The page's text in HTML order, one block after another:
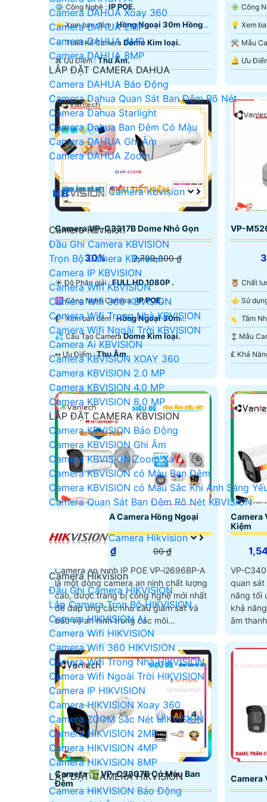
Camera DAHUA Xoay 360
Camera DAHUA 2MP
Camera DAHUA 4MP
Camera DAHUA 8MP
LẮP ĐẶT CAMERA DAHUA
Camera DAHUA Báo Động
Camera Dahua Quan Sát Ban Đêm Rõ Nét
Camera Dahua Starlight
Camera Dahua Ban Đêm Có Màu
Camera DAHUA Ghi Âm
Camera DAHUA Zoom
Camera Kbvision
Camera Kbvision
Đầu Ghi Camera KBVISION
Trọn Bộ Camera KBvision
Camera IP KBVISION
Camera Wifi KBVISION
Camera Wifi 360 KBVISION
Camera Wifi Trong Nhà KBVISION
Camera Wifi Ngoài Trời KBVISION
Camera Ai KBVISION
Camera KBVISION XOAY 360
Camera KBVISION 2.0 MP
Camera KBVISION 4.0 MP
Camera KBVISION 8.0 MP
LẮP ĐẶT CAMERA KBVISION
Camera KBVISION Báo Động
Camera KBVISION Ghi Âm
Camera KBVISION Zoom Xa
Camera KBVISION có Màu Ban Đêm
Camera KBVISION có Màu Sắc Khi Ánh Sáng
Camera Quan Sát Ban Đêm Rõ Nét KBVISION
Camera Hikvision
Camera Hikvision
Đầu Ghi Camera HIKVISION
Lắp Camera Trọn Bộ HIKVISION
Camera HIKVISION Ai
Camera Wifi HIKVISION
Camera Wifi 360 HIKVISION
Camera Wifi Trong Nhà HIKVISION
Camera Wifi Ngoài Trời HIKVISION
Camera IP HIKVISION
Camera HIKVISION Xoay 360
Camera ZOOM Sắc Nét HIKVISION
Camera HIKVISION 2MP
Camera HIKVISION 4MP
Camera HIKVISION 8MP
LẮP ĐẶT CAMERA HIKVISION
Camera HIKVISION Báo Động
⚙ Công Nghệ :IP POE.
⭐ Xem ban đêm :Hồng Ngoại 30m Hồng
Ngoại SMD.
🌧️ Thiết Kế Camera Dome Kim loại.
️⌘ Ưu Điểm : Thu Âm.
Ngoại⚒ Mẫu
Camera VP-C3317B Dome Nhỏ Gọn
30% 2,700,000 ₫
☀️ Độ Phân giải :FULL HD 1080P .
⚛️ Công Nghệ Camera :IP POE.
🌔 Xem ban đêm : Hồng Ngoại 30m
Starlight.
💦 Cấu Tạo CameraDome Kim loại.
️↭ Ưu Điểm :Thu Âm.
VP-
🦉 Chất
Hồng
↕️ Mẫu
VP-I2696BP-A Camera Hồng Ngoại
00 ₫
00 ₫
Camera An Ninh IP POE VP-i2696BP-A
là một dòng camera an ninh chất lượng
cao, được trang bị công nghệ mới nhất
để đáp ứng các nhu cầu giám sát và
bảo vệ an ninh trong các môi...
Camera
Kiệm
VP-
quan sát
năng tối ưu. Camera này
khả
âm
Camera ✅ VP-C3307B Có Màu Ban
Đêm
Camera